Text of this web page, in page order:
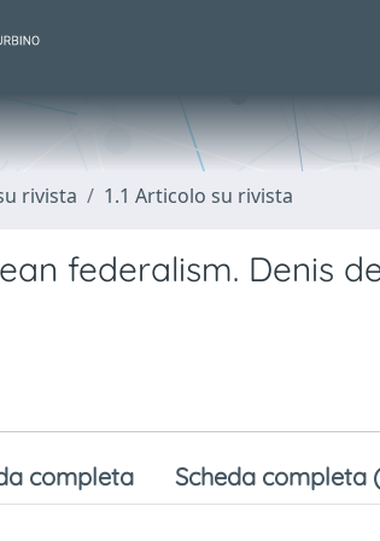
rivista 1.1 Articolo su rivista
federalism. Denis
completa Scheda completa